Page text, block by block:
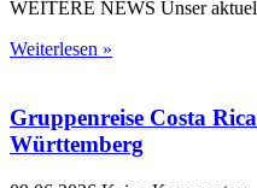
WEITERE NEWS Unser
Weiterlesen »
Gruppenreise Costa
Württemberg